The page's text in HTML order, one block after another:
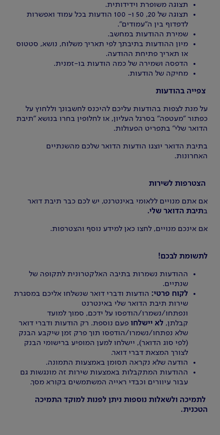
תצוגה משופרת וידידותית.
תצוגה של 20, 50 ו- 100 הודעות בכל עמוד ואפשרות
לדפדוף בין ה"עמודים".
שמירת ההודעות במחשב.
מיון ההודעות בתיבתך לפי תאריך משלוח, נושא, סטטוס
או תאריך פתיחת ההודעה.
הדפסה ושמירה של כמה הודעות בו-זמנית.
מחיקה של הודעות.
צפייה בהודעות
על מנת לצפות בהודעות עליכם להיכנס לחשבונך וללחוץ על
כפתור "מעטפה" בסרגל העליון, או לחלופין בחרו בנושא "תיבת
הדואר שלי" בתפריט הפעולות.
בתיבת הדואר יוצגו הודעות הדואר שלכם מהשנתיים
האחרונות.
הצטרפות לשירות
אם אתם מנויים ללאומי באינטרנט, יש לכם כבר תיבת דואר
בתיבת הדואר שלי.
אם אינכם מנויים, לחצו כאן למידע נוסף והצטרפות.
לתשומת לבכם!
ההודעות נשמרות בתיבה האלקטרונית לתקופה של
שנתיים.
לקוח פרטי: הודעות ודברי דואר שנשלחו אליכם במסגרת
שירות תיבת הדואר שלי באינטרנט
ונפתחו/נשמרו/הודפסו על ידכם, סמוך למועד
קבלתן, לא יישלחו פעם נוספת. רק הודעות ודברי דואר
שלא נפתחו/נשמרו/הודפסו תוך פרק זמן שיקבע הבנק
(לפי סוג הדואר), יישלחו למען המופיע ברישומי הבנק
לצורך המצאת דברי דואר.
הודעה שלא נקראה תסומן באמצעות התמונה.
ההודעות המתקבלות באמצעות שירות זה מונגשות גם
עבור עיוורים וכבדי ראייה המשתמשים בקורא מסך.
לתמיכה ולשאלות נוספות ניתן לפנות למוקד התמיכה
הטכנית.